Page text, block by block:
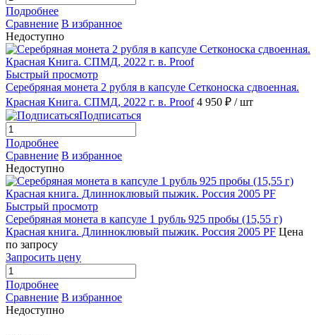
Подробнее
Сравнение В избранное
Недоступно
Быстрый просмотр
Серебряная монета 2 рубля в капсуле Сетконоска сдвоенная.
Красная Книга. СПМД, 2022 г. в. Proof 4 950 ₽ / шт
Подписаться
Подробнее
Сравнение В избранное
Недоступно
Быстрый просмотр
Серебряная монета в капсуле 1 рубль 925 пробы (15,55 г)
Красная книга. Длинноклювый пыжик. Россия 2005 PF Цена
по запросу
Запросить цену
Подробнее
Сравнение В избранное
Недоступно